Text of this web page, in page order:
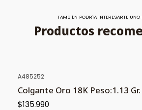
TAMBIÉN PODRÍA INTERESARTE UNO
Productos
A485252
Colgante Oro 18K Peso:1.13 Gr.
$135.990